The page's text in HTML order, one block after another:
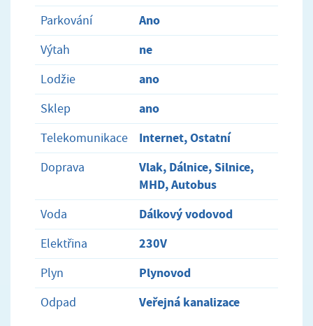
Parkování Ano
Výtah ne
Lodžie ano
Sklep ano
Telekomunikace Internet, Ostatní
Doprava
Vlak, Dálnice, Silnice,
MHD, Autobus
Voda Dálkový vodovod
Elektřina 230V
Plyn Plynovod
Odpad Veřejná kanalizace